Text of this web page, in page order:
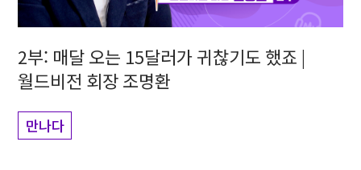
2부: 매달 오는 15달러가 귀찮기도 했죠 |
월드비전 회장 조명환
만나다